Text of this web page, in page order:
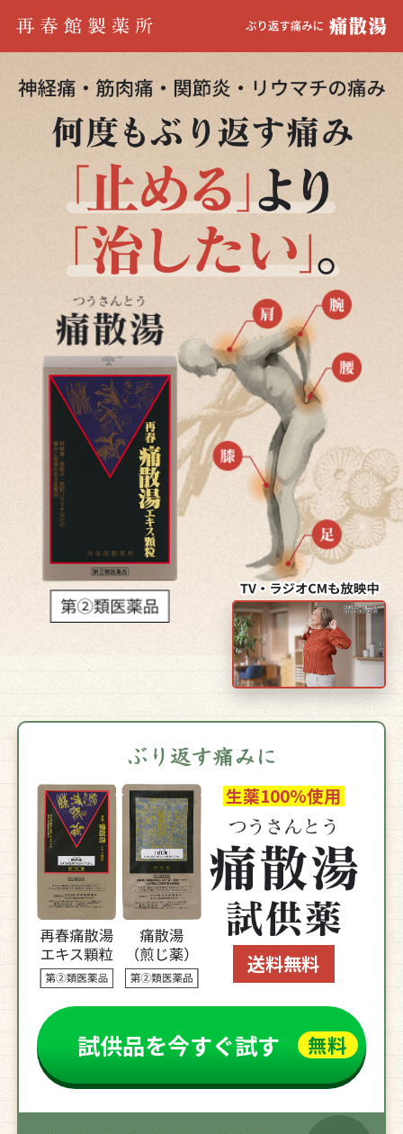
生薬100%使用
送料無料
試供品を今すぐ試す 無料